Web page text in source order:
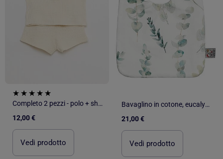
Completo 2 pezzi - polo + shorts in maglia waffle
12,00 €
Vedi prodotto
Bavaglino in cotone, eucalyptus | SEVIRA KIDS
21,00 €
Vedi prodotto